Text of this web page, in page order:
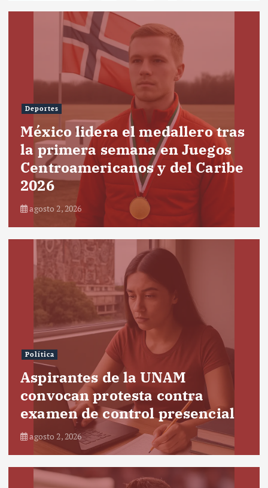
Deportes
México lidera el medallero tras
la primera semana en Juegos
Centroamericanos y del Caribe
2026
agosto 2, 2026
Política
Aspirantes de la UNAM
convocan protesta contra
examen de control presencial
agosto 2, 2026